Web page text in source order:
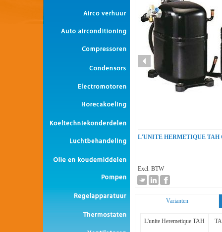
L'UNITE HERMETIQUE TAH
Excl. BTW
Varianten
L'unite Heremetique TAH